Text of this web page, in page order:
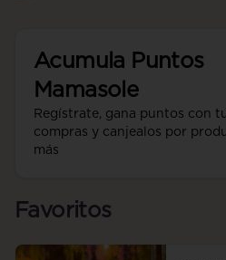
Acumula Puntos
Mamasole
Regístrate, gana puntos con
compras y canjealos por
más
Favoritos